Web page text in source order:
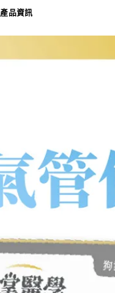
產品資訊